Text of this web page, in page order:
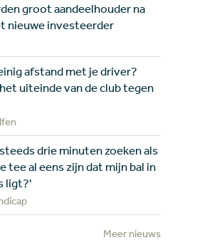
groot aandeelhouder na
nieuwe investeerder
afstand met je driver?
uiteinde van de club tegen
drie minuten zoeken als
tee al eens zijn dat mijn bal in
ligt?'
Meer nieuws